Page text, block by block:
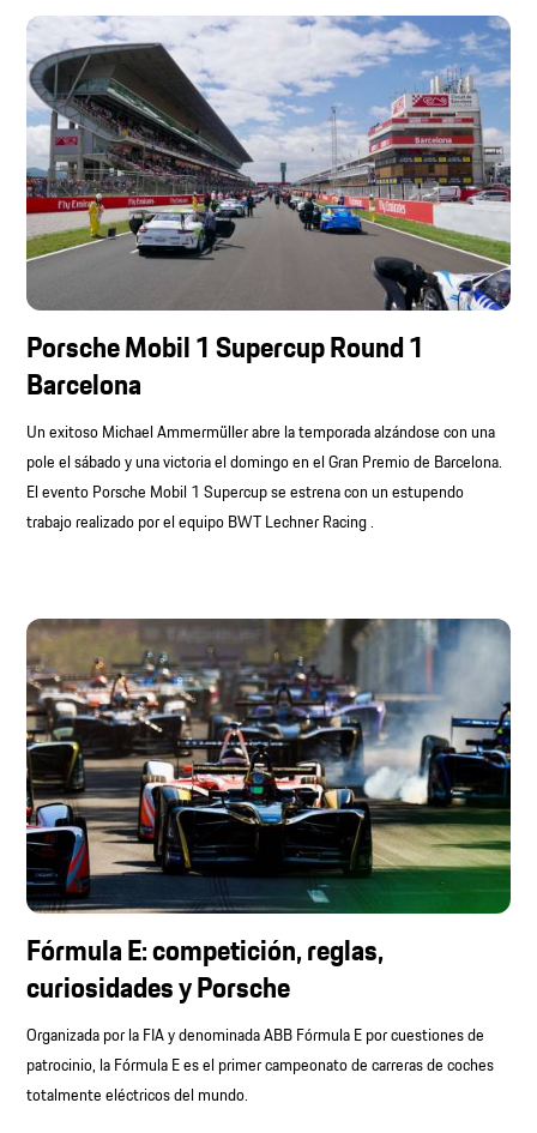
Porsche Mobil 1 Supercup Round 1
Barcelona
Un exitoso Michael Ammermüller abre la temporada alzándose con una
pole el sábado y una victoria el domingo en el Gran Premio de Barcelona.
El evento Porsche Mobil 1 Supercup se estrena con un estupendo
trabajo realizado por el equipo BWT Lechner Racing .
Fórmula E: competición, reglas,
curiosidades y Porsche
Organizada por la FIA y denominada ABB Fórmula E por cuestiones de
patrocinio, la Fórmula E es el primer campeonato de carreras de coches
totalmente eléctricos del mundo.